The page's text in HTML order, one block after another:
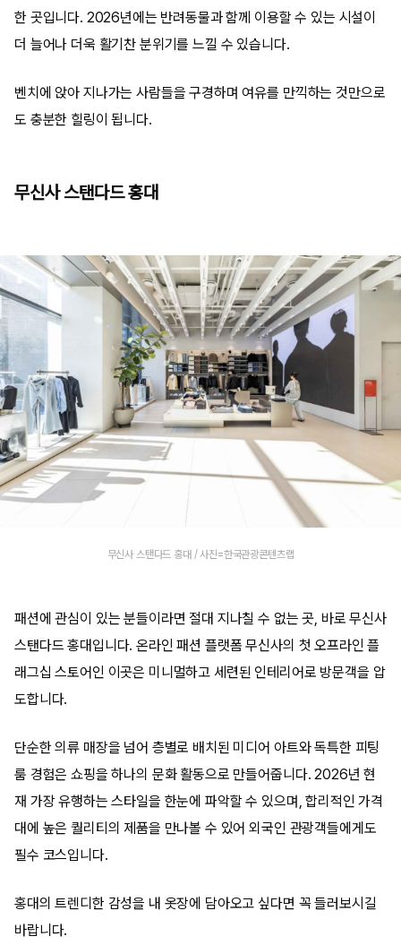
한 곳입니다. 2026년에는 반려동물과 함께 이용할 수 있는 시설이
더 늘어나 더욱 활기찬 분위기를 느낄 수 있습니다.
벤치에 앉아 지나가는 사람들을 구경하며 여유를 만끽하는 것만으로
도 충분한 힐링이 됩니다.
무신사 스탠다드 홍대
무신사 스탠다드 홍대 / 사진=한국관광콘텐츠랩
패션에 관심이 있는 분들이라면 절대 지나칠 수 없는 곳, 바로 무신사
스탠다드 홍대입니다. 온라인 패션 플랫폼 무신사의 첫 오프라인 플
래그십 스토어인 이곳은 미니멀하고 세련된 인테리어로 방문객을 압
도합니다.
단순한 의류 매장을 넘어 층별로 배치된 미디어 아트와 독특한 피팅
룸 경험은 쇼핑을 하나의 문화 활동으로 만들어줍니다. 2026년 현
재 가장 유행하는 스타일을 한눈에 파악할 수 있으며, 합리적인 가격
대에 높은 퀄리티의 제품을 만나볼 수 있어 외국인 관광객들에게도
필수 코스입니다.
홍대의 트렌디한 감성을 내 옷장에 담아오고 싶다면 꼭 들러보시길
바랍니다.